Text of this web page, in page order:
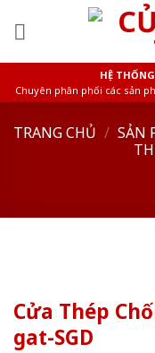
HỆ
Chuyên phân phối các sản
TRANG CHỦ / SẢN
Cửa Thép
gat-SGD